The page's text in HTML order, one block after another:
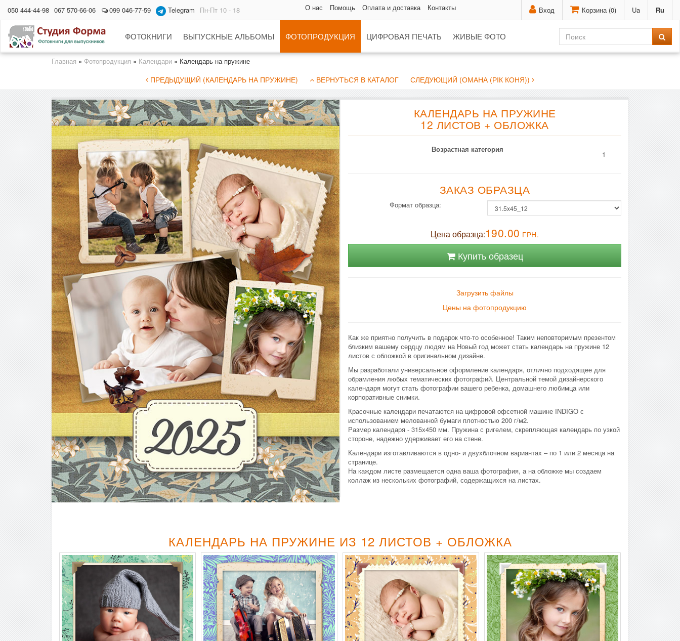
Вход Корзина (0) Ua Ru
050 444-44-98 067 570-66-06 099 046-77-59 Telegram Пн-Пт 10 - 18 О нас Помощь Оплата и доставка Контакты
ФОТОКНИГИ ВЫПУСКНЫЕ АЛЬБОМЫ ФОТОПРОДУКЦИЯ ЦИФРОВАЯ ПЕЧАТЬ ЖИВЫЕ ФОТО
Главная » Фотопродукция » Календари » Календарь на пружине
ПРЕДЫДУЩИЙ (КАЛЕНДАРЬ НА ПРУЖИНЕ) ВЕРНУТЬСЯ В КАТАЛОГ СЛЕДУЮЩИЙ (ОМАНА (РІК КОНЯ))
КАЛЕНДАРЬ НА ПРУЖИНЕ
12 ЛИСТОВ + ОБЛОЖКА
Возрастная категория
1
ЗАКАЗ ОБРАЗЦА
Формат образца:
Цена образца:190.00 ГРН.
Купить образец
Загрузить файлы
Цены на фотопродукцию
Как же приятно получить в подарок что-то особенное! Таким неповторимым презентом
близким вашему сердцу людям на Новый год может стать календарь на пружине 12
листов с обложкой в оригинальном дизайне.
Мы разработали универсальное оформление календаря, отлично подходящее для
обрамления любых тематических фотографий. Центральной темой дизайнерского
календаря могут стать фотографии вашего ребенка, домашнего любимца или
корпоративные снимки.
Красочные календари печатаются на цифровой офсетной машине INDIGO с
использованием мелованной бумаги плотностью 200 г/м2.
Размер календаря - 315х450 мм. Пружина с ригелем, скрепляющая календарь по узкой
стороне, надежно удерживает его на стене.
Календари изготавливаются в одно- и двухблочном вариантах – по 1 или 2 месяца на
странице.
На каждом листе размещается одна ваша фотография, а на обложке мы создаем
коллаж из нескольких фотографий, содержащихся на листах.
КАЛЕНДАРЬ НА ПРУЖИНЕ ИЗ 12 ЛИСТОВ + ОБЛОЖКА